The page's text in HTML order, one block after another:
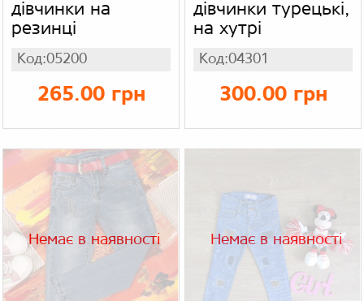
дівчинки на
резинці
Код:05200
265.00 грн
дівчинки турецькі,
на хутрі
Код:04301
300.00 грн
Немає в наявності Немає в наявності